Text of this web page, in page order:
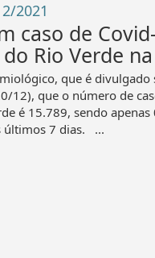
2021
caso de
Rio Verde
que é divulgado
12), que o número de
é 15.789, sendo
últimos 7 dias. ...